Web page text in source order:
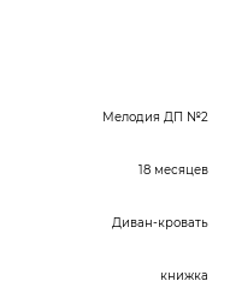
Мелодия ДП №2
18 месяцев
Диван-кровать
книжка